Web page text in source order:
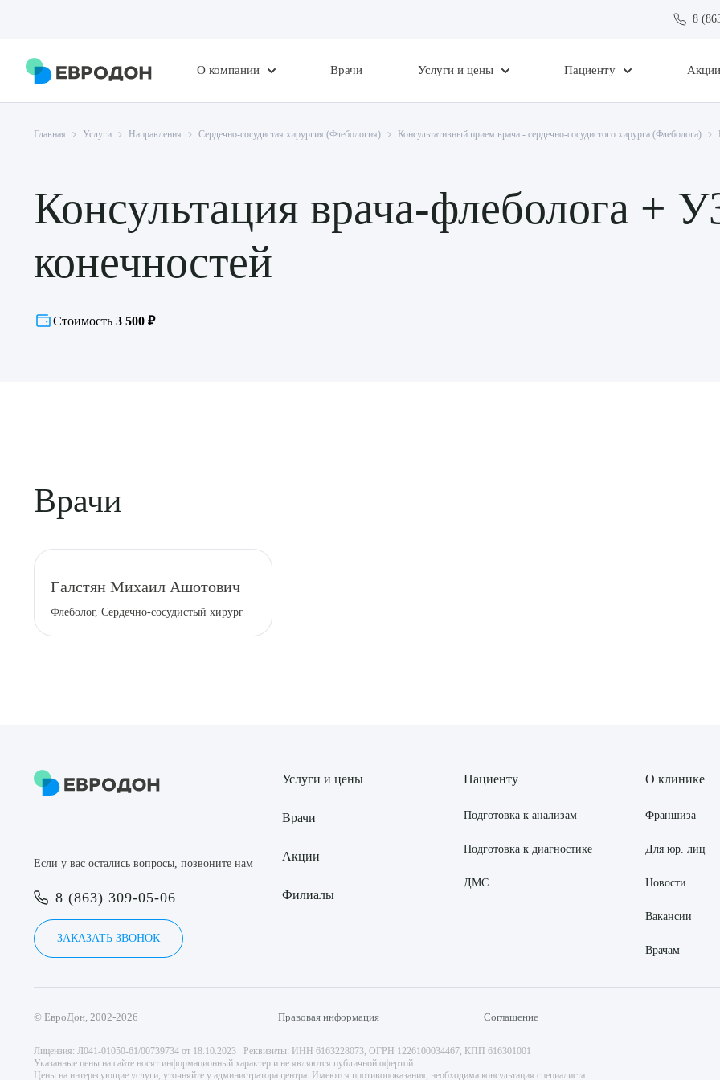
8
О компании Врачи Услуги и цены Пациенту Акции
Главная Услуги Направления Сердечно-сосудистая хирургия (Флебология) Консультативный прием врача - сердечно-сосудистого хирурга (Флеболога)
Консультация врача-флеболога +
конечностей
Стоимость 3 500 ₽
Врачи
Галстян Михаил Ашотович
Флеболог, Сердечно-сосудистый хирург
Если у вас остались вопросы, позвоните нам
8 (863) 309-05-06
ЗАКАЗАТЬ ЗВОНОК
Услуги и цены
Врачи
Акции
Филиалы
Пациенту
Подготовка к анализам
Подготовка к диагностике
ДМС
О клинике
Франшиза
Для юр. лиц
Новости
Вакансии
Врачам
© ЕвроДон, 2002-2026 Правовая информация Соглашение
Лицензия: Л041-01050-61/00739734 от 18.10.2023 Реквизиты: ИНН 6163228073, ОГРН 1226100034467, КПП 616301001
Указанные цены на сайте носят информационный характер и не являются публичной офертой.
Цены на интересующие услуги, уточняйте у администратора центра. Имеются противопоказания, необходима консультация специалиста.